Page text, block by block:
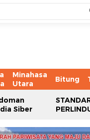
Minahasa
Utara
Bitung
Siber